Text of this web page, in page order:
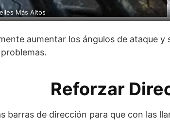
Más Altos
aumentar los ángulos de ataque
Reforzar
barras de dirección para que con las